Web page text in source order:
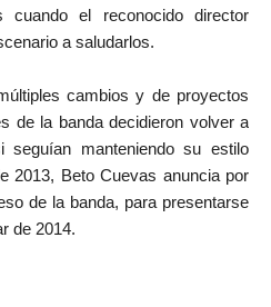
el reconocido director
a saludarlos.
cambios y de proyectos
de la banda decidieron volver a
manteniendo su estilo
2013, Beto Cuevas anuncia por
de la banda, para presentarse
de 2014.